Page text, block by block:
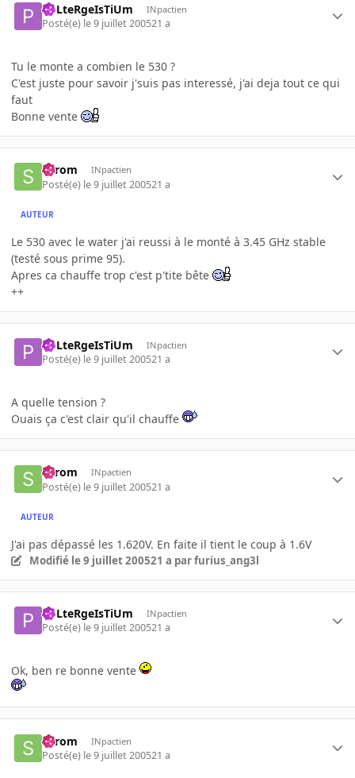
PoLteRgeIsTiUm INpactien
Posté(e) le 9 juillet 200521 a
Tu le monte a combien le 530 ?
C'est juste pour savoir j'suis pas interessé, j'ai deja tout ce qui
faut
Bonne vente
Serom INpactien
Posté(e) le 9 juillet 200521 a
AUTEUR
Le 530 avec le water j'ai reussi à le monté à 3.45 GHz stable
(testé sous prime 95).
Apres ca chauffe trop c'est p'tite bête
++
PoLteRgeIsTiUm INpactien
Posté(e) le 9 juillet 200521 a
A quelle tension ?
Ouais ça c'est clair qu'il chauffe
Serom INpactien
Posté(e) le 9 juillet 200521 a
AUTEUR
J'ai pas dépassé les 1.620V. En faite il tient le coup à 1.6V
Modifié le 9 juillet 200521 a par furius_ang3l
PoLteRgeIsTiUm INpactien
Posté(e) le 9 juillet 200521 a
Ok, ben re bonne vente
Serom INpactien
Posté(e) le 9 juillet 200521 a